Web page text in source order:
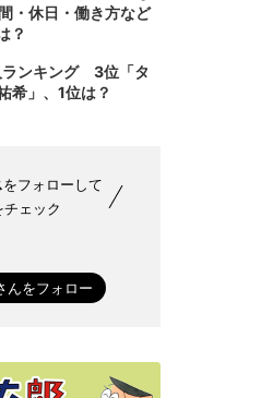
・休日・働き方など
？
ランキング 3位「タ
希」、1位は？
をフォローして
ェック